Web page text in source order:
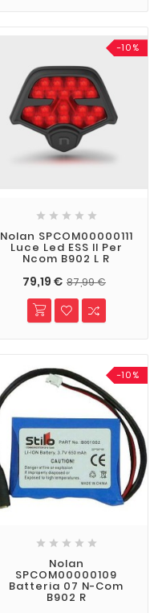
-10%
    
Nolan SPCOM00000111
Luce Led ESS II Per
Ncom B902 L R
79,19 € 87,99 €
-10%
    
Nolan
SPCOM00000109
Batteria 07 N-Com
B902 R